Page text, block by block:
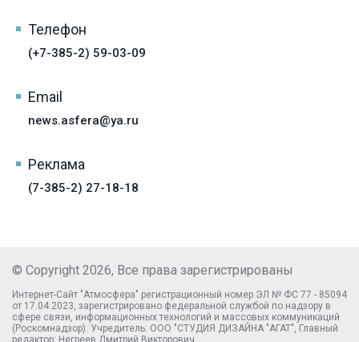
Телефон
(+7-385-2) 59-03-09
Email
news.asfera@ya.ru
Реклама
(7-385-2) 27-18-18
© Copyright 2026, Все права зарегистрированы
Интернет-Сайт "Атмосфера" регистрационный номер ЭЛ № ФС 77 - 85094
от 17.04.2023, зарегистрировано федеральной службой по надзору в
сфере связи, информационных технологий и массовых коммуникаций
(Роскомнадзор). Учредитель: ООО "СТУДИЯ ДИЗАЙНА "АГАТ", Главный
редактор: Негреев Дмитрий Викторович